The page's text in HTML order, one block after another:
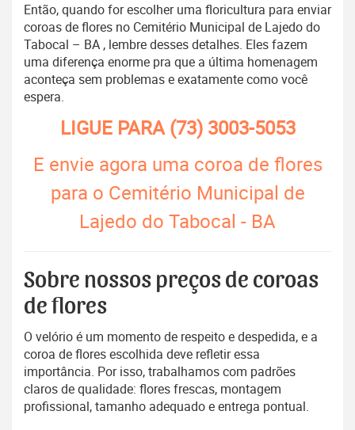
Então, quando for escolher uma floricultura para enviar
coroas de flores no Cemitério Municipal de Lajedo do
Tabocal – BA , lembre desses detalhes. Eles fazem
uma diferença enorme pra que a última homenagem
aconteça sem problemas e exatamente como você
espera.
LIGUE PARA(73) 3003-5053
E envie agora uma coroa de flores
para o Cemitério Municipal de
Lajedo do Tabocal - BA
Sobre nossos preços de coroas
de flores
O velório é um momento de respeito e despedida, e a
coroa de flores escolhida deve refletir essa
importância. Por isso, trabalhamos com padrões
claros de qualidade: flores frescas, montagem
profissional, tamanho adequado e entrega pontual.